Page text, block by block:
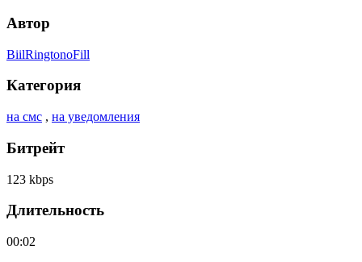
Автор
BiilRingtonoFill
Категория
на смс , на уведомления
Битрейт
123 kbps
Длительность
00:02